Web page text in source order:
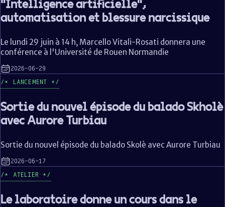
"Intelligence artificielle",
automatisation et blessure narcissique
Le lundi 29 juin à 14 h, Marcello Vitali-Rosati donnera une
conférence à l'Université de Rouen Normandie
2026-06-29
LANCEMENT
Sortie du nouvel épisode du balado Skholè
avec Aurore Turbiau
Sortie du nouvel épisode du balado Skolè avec Aurore Turbiau
2026-06-17
ATELIER
Le laboratoire donne un cours dans le